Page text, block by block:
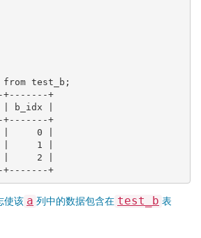
test_b;
+
b_idx |
+
|     0 |
|     1 |
|     2 |
+------+--------+-------+
使该 a 列中的数据包含在 test_b 表